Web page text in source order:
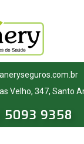
Velho, 347, Santo
5093 9358